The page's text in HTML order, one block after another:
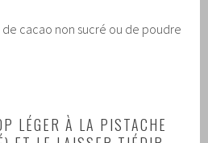
de cacao non sucré ou de poudre
LÉGER À LA PISTACHE